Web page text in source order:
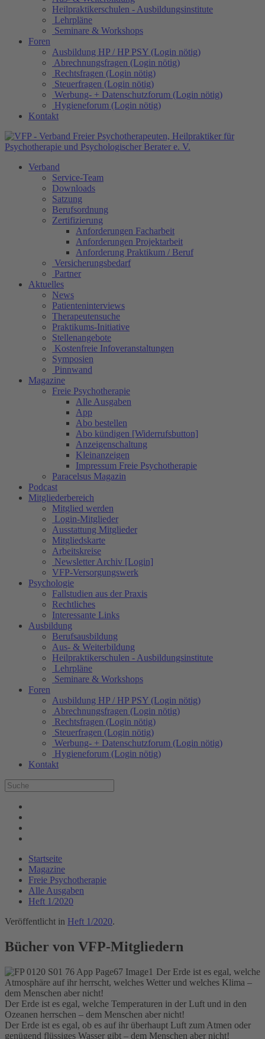
Heilpraktikerschulen - Ausbildungsinstitute
Lehrpläne
Seminare & Workshops
Foren
Ausbildung HP / HP PSY (Login nötig)
Abrechnungsfragen (Login nötig)
Rechtsfragen (Login nötig)
Steuerfragen (Login nötig)
Werbung- + Datenschutzforum (Login nötig)
Hygieneforum (Login nötig)
Kontakt
Verband
Service-Team
Downloads
Satzung
Berufsordnung
Zertifizierung
Anforderungen Facharbeit
Anforderungen Projektarbeit
Anforderung Praktikum / Beruf
Versicherungsbedarf
Partner
Aktuelles
News
Patienteninterviews
Therapeutensuche
Praktikums-Initiative
Stellenangebote
Kostenfreie Infoveranstaltungen
Symposien
Pinnwand
Magazine
Freie Psychotherapie
Alle Ausgaben
App
Abo bestellen
Abo kündigen [Widerrufsbutton]
Anzeigenschaltung
Kleinanzeigen
Impressum Freie Psychotherapie
Paracelsus Magazin
Podcast
Mitgliederbereich
Mitglied werden
Login-Mitglieder
Ausstattung Mitglieder
Mitgliedskarte
Arbeitskreise
Newsletter Archiv [Login]
VFP-Versorgungswerk
Psychologie
Fallstudien aus der Praxis
Rechtliches
Interessante Links
Ausbildung
Berufsausbildung
Aus- & Weiterbildung
Heilpraktikerschulen - Ausbildungsinstitute
Lehrpläne
Seminare & Workshops
Foren
Ausbildung HP / HP PSY (Login nötig)
Abrechnungsfragen (Login nötig)
Rechtsfragen (Login nötig)
Steuerfragen (Login nötig)
Werbung- + Datenschutzforum (Login nötig)
Hygieneforum (Login nötig)
Kontakt
Startseite
Magazine
Freie Psychotherapie
Alle Ausgaben
Heft 1/2020
Veröffentlicht in Heft 1/2020.
Bücher von VFP-Mitgliedern
Der Erde ist es egal, welche
Atmosphäre auf ihr herrscht, welches Wetter und welches Klima –
dem Menschen aber nicht!
Der Erde ist es egal, welche Temperaturen in der Luft und in den
Ozeanen herrschen – dem Menschen aber nicht!
Der Erde ist es egal, ob es auf ihr überhaupt Luft zum Atmen oder
genügend flüssiges Wasser gibt – dem Menschen aber nicht!